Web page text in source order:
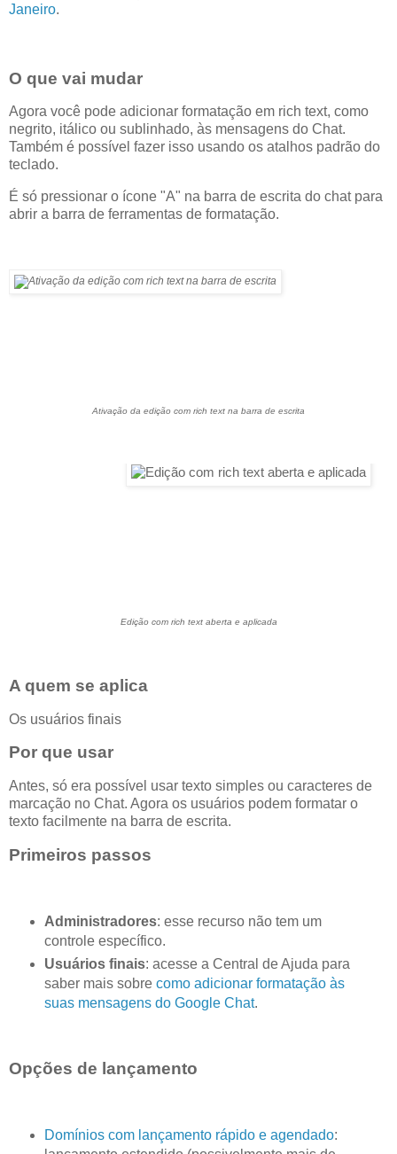
Janeiro.
O que vai mudar
Agora você pode adicionar formatação em rich text, como
negrito, itálico ou sublinhado, às mensagens do Chat.
Também é possível fazer isso usando os atalhos padrão do
teclado.
É só pressionar o ícone "A" na barra de escrita do chat para
abrir a barra de ferramentas de formatação.
Ativação da edição com rich text na barra de escrita
Edição com rich text aberta e aplicada
A quem se aplica
Os usuários finais
Por que usar
Antes, só era possível usar texto simples ou caracteres de
marcação no Chat. Agora os usuários podem formatar o
texto facilmente na barra de escrita.
Primeiros passos
Administradores: esse recurso não tem um
controle específico.
Usuários finais: acesse a Central de Ajuda para
saber mais sobre como adicionar formatação às
suas mensagens do Google Chat.
Opções de lançamento
Domínios com lançamento rápido e agendado: